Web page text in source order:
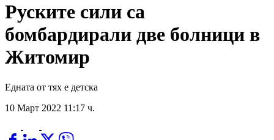
Руските сили са
бомбардирали две болници в
Житомир
Едната от тях е детска
10 Март 2022 11:17 ч.